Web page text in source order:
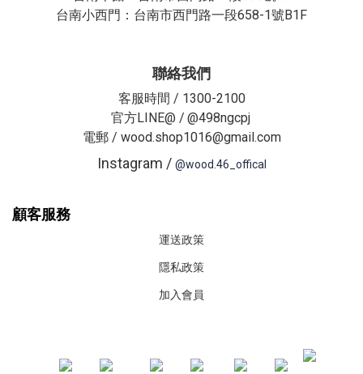
台南小西門：台南市西門路一段658-1號B1F
聯絡我們
客服時間 / 1300-2100
官方LINE@ / @498ngcpj
電郵 / wood.shop1016@gmail.com
Instagram / @wood.46_offical
顧客服務
運送政策
隱私政策
加入會員